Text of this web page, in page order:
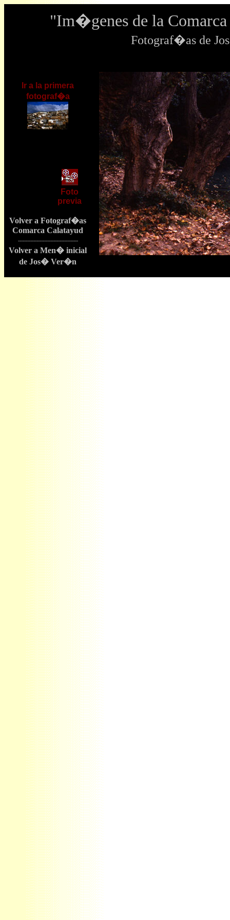
"Im�genes de la
Fotograf�as de
Ir a la primera
fotograf�a
Foto
previa
Volver a Fotograf�as
Comarca Calatayud
---------------------------------------
Volver a Men� inicial
de Jos� Ver�n